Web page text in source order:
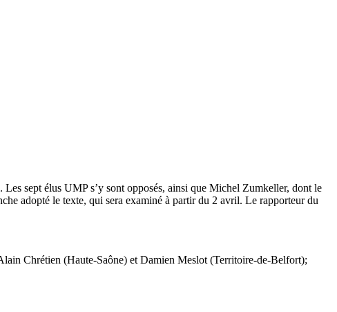
Les sept élus UMP s’y sont opposés, ainsi que Michel Zumkeller, dont le
adopté le texte, qui sera examiné à partir du 2 avril. Le rapporteur du
Chrétien (Haute-Saône) et Damien Meslot (Territoire-de-Belfort);